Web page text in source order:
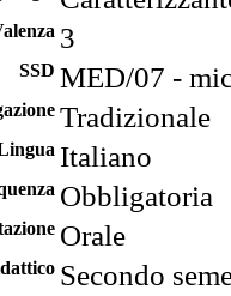
3
SSD MED/07 -
Tradizionale
Italiano
Obbligatoria
Orale
Secondo